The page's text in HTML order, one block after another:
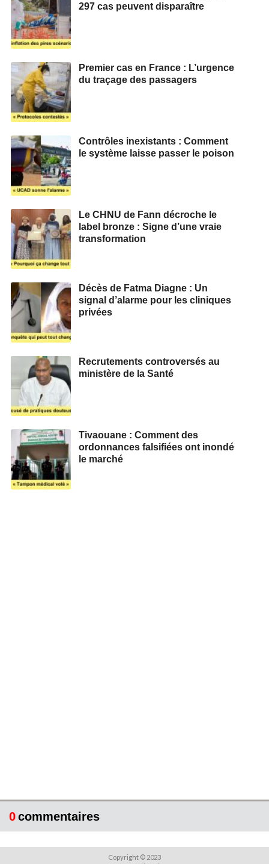
297 cas peuvent disparaître
Premier cas en France : L’urgence
du traçage des passagers
Contrôles inexistants : Comment
le système laisse passer le poison
Le CHNU de Fann décroche le
label bronze : Signe d’une vraie
transformation
Décès de Fatma Diagne : Un
signal d’alarme pour les cliniques
privées
Recrutements controversés au
ministère de la Santé
Tivaouane : Comment des
ordonnances falsifiées ont inondé
le marché
0commentaires
Copyright © 2023